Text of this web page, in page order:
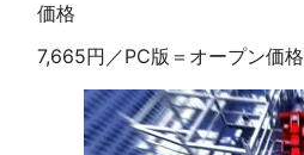
価格
7,665円／PC版＝オープン価格